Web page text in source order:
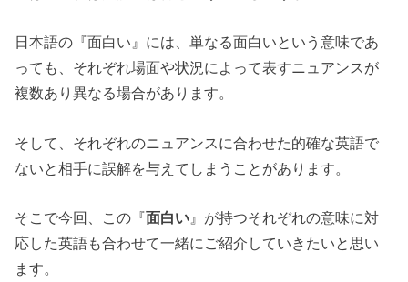
日本語の『面白い』には、単なる面白いという意味であ
っても、それぞれ場面や状況によって表すニュアンスが
複数あり異なる場合があります。
そして、それぞれのニュアンスに合わせた的確な英語で
ないと相手に誤解を与えてしまうことがあります。
そこで今回、この『面白い 』が持つそれぞれの意味に対
応した英語も合わせて一緒にご紹介していきたいと思い
ます。